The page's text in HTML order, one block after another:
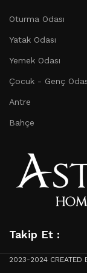
Çalışma
çalışma
Çocuk ve
gençlerin
dekoratif
Ev Tekstili:
bornozlar gibi
Mutfak ve
estetik ve
alanınızı
Oturma Odası
Oturma Odası
Yatak Odası
Yemek Odası
Çocuk - Genç
Antre
Bahçe
Takip Et :
2023-2024 CREATED